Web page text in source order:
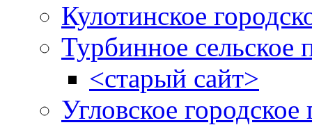
Кулотинское
Турбинное сельское
<старый сайт>
Угловское городское